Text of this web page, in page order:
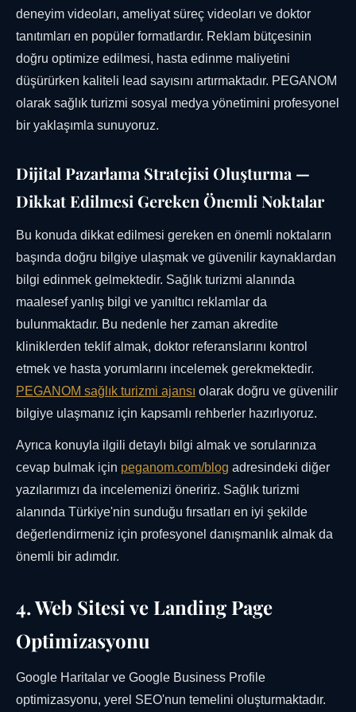
deneyim videoları, ameliyat süreç videoları ve doktor
tanıtımları en popüler formatlardır. Reklam bütçesinin
doğru optimize edilmesi, hasta edinme maliyetini
düşürürken kaliteli lead sayısını artırmaktadır. PEGANOM
olarak sağlık turizmi sosyal medya yönetimini profesyonel
bir yaklaşımla sunuyoruz.
Dijital Pazarlama Stratejisi Oluşturma —
Dikkat Edilmesi Gereken Önemli Noktalar
Bu konuda dikkat edilmesi gereken en önemli noktaların
başında doğru bilgiye ulaşmak ve güvenilir kaynaklardan
bilgi edinmek gelmektedir. Sağlık turizmi alanında
maalesef yanlış bilgi ve yanıltıcı reklamlar da
bulunmaktadır. Bu nedenle her zaman akredite
kliniklerden teklif almak, doktor referanslarını kontrol
etmek ve hasta yorumlarını incelemek gerekmektedir.
PEGANOM sağlık turizmi ajansı olarak doğru ve güvenilir
bilgiye ulaşmanız için kapsamlı rehberler hazırlıyoruz.
Ayrıca konuyla ilgili detaylı bilgi almak ve sorularınıza
cevap bulmak için peganom.com/blog adresindeki diğer
yazılarımızı da incelemenizi öneririz. Sağlık turizmi
alanında Türkiye'nin sunduğu fırsatları en iyi şekilde
değerlendirmeniz için profesyonel danışmanlık almak da
önemli bir adımdır.
4. Web Sitesi ve Landing Page
Optimizasyonu
Google Haritalar ve Google Business Profile
optimizasyonu, yerel SEO'nun temelini oluşturmaktadır.